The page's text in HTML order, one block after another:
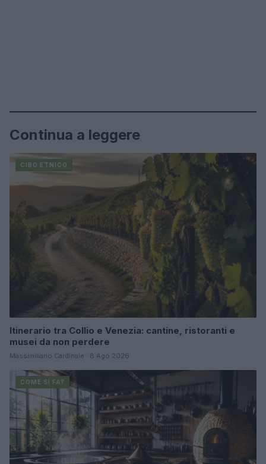
Continua a leggere
CIBO ETNICO
Itinerario tra Collio e Venezia: cantine, ristoranti e
musei da non perdere
Massimiliano Cardinale · 8 Ago 2026
COME SI FA?